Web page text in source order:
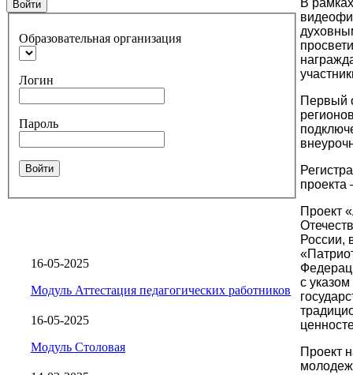
Войти
Образовательная организация
Логин
Пароль
Войти
16-05-2025
Модуль Аттестация педагогических работников
16-05-2025
Модуль Столовая
В
Первый
проекта
Проект
России,
с
Проект